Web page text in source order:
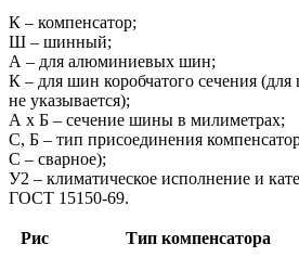
К – компенсатор;
Ш – шинный;
А – для алюминиевых шин;
К – для шин коробчатого сечения
не указывается);
А х Б – сечение шины в милиметрах;
С, Б – тип присоединения
С – сварное);
У2 – климатическое исполнение и
ГОСТ 15150-69.
Рис Тип компенсатора